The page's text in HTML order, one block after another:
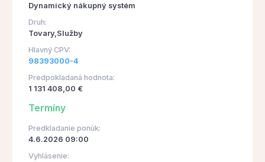
Dynamický nákupný systém
Druh:
Tovary,Služby
Hlavný CPV:
98393000-4
Predpokladaná hodnota:
1 131 408,00 €
Termíny
Predkladanie ponúk:
4.6.2026 09:00
Vyhlásenie: